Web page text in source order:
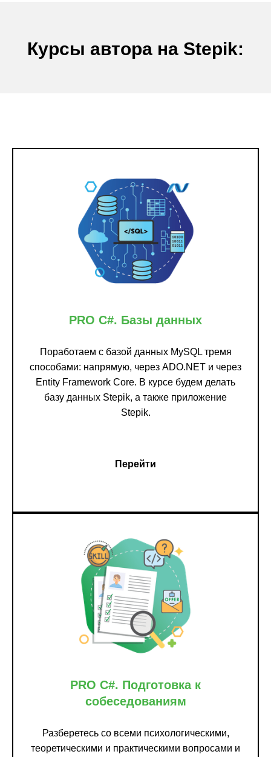
Курсы автора на Stepik:
PRO C#. Базы данных
Поработаем с базой данных MySQL тремя
способами: напрямую, через ADO.NET и через
Entity Framework Core. В курсе будем делать
базу данных Stepik, а также приложение
Stepik.
Перейти
PRO C#. Подготовка к
собеседованиям
Разберетесь со всеми психологическими,
теоретическими и практическими вопросами и